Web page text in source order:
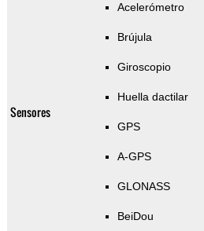
Sensores
Acelerómetro
Brújula
Giroscopio
Huella dactilar
GPS
A-GPS
GLONASS
BeiDou